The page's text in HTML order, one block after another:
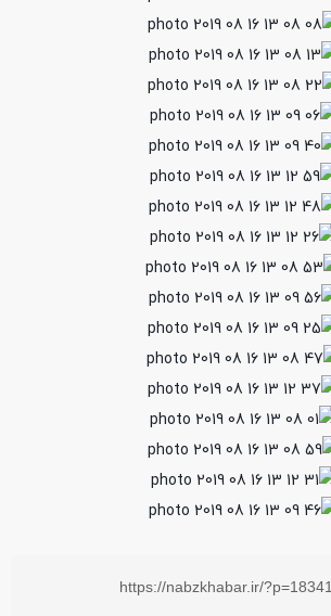
https://nabzkhabar.ir/?p=18341